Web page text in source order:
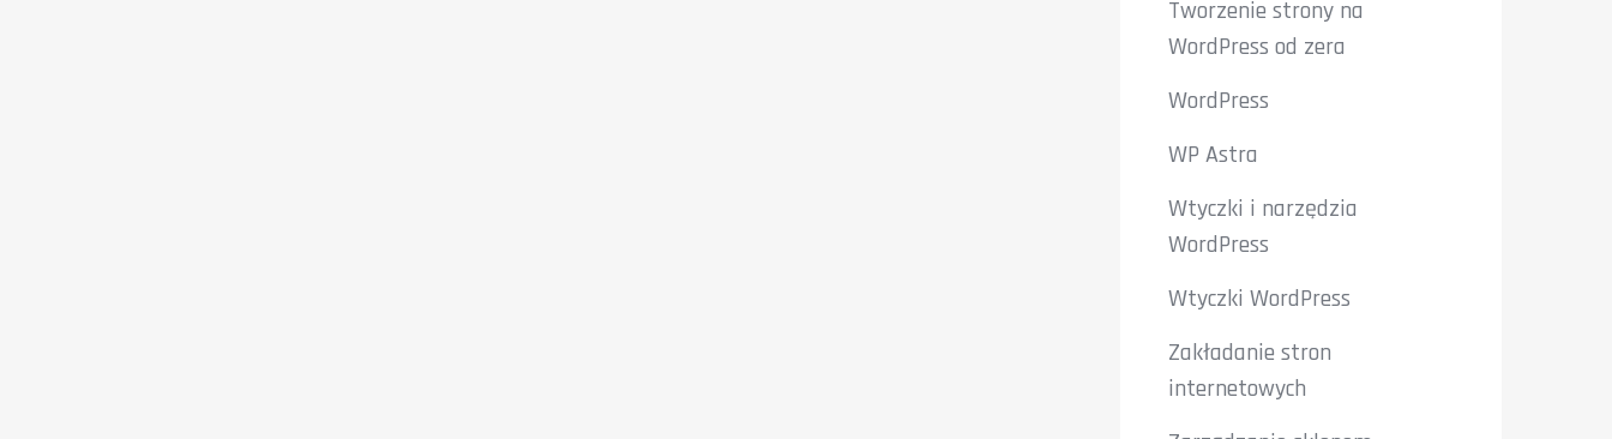
Tworzenie strony na
WordPress od zera
WordPress
WP Astra
Wtyczki i narzędzia
WordPress
Wtyczki WordPress
Zakładanie stron
internetowych